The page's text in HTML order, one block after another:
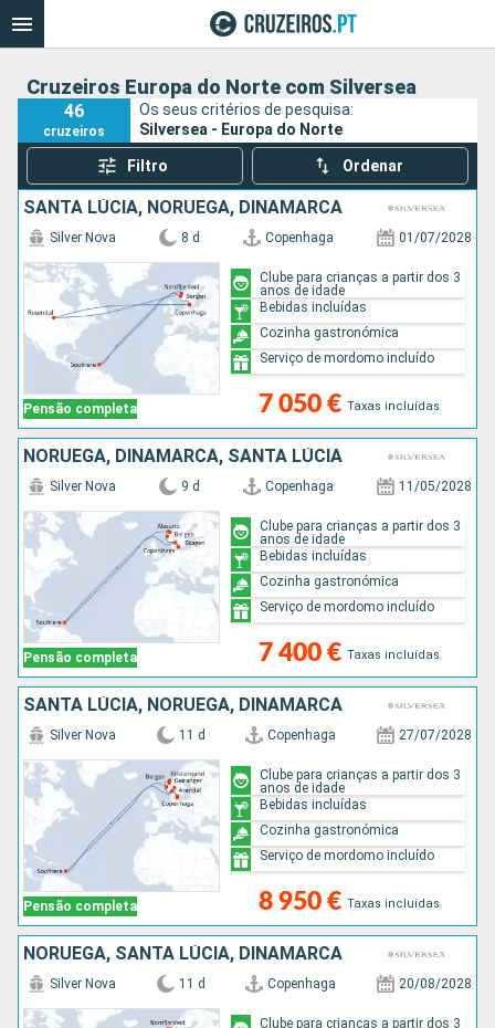
Cruzeiros Europa do Norte com Silversea
46
cruzeiros
Os seus critérios de pesquisa:
Silversea - Europa do Norte
Filtro Ordenar
SANTA LÚCIA, NORUEGA, DINAMARCA
Pensão completa
Silver Nova 8 d Copenhaga 01/07/2028
7 050 € Taxas incluídas
Clube para crianças a partir dos 3
anos de idade
Bebidas incluídas
Cozinha gastronómica
Serviço de mordomo incluído
NORUEGA, DINAMARCA, SANTA LÚCIA
Pensão completa
Silver Nova 9 d Copenhaga 11/05/2028
7 400 € Taxas incluídas
Clube para crianças a partir dos 3
anos de idade
Bebidas incluídas
Cozinha gastronómica
Serviço de mordomo incluído
SANTA LÚCIA, NORUEGA, DINAMARCA
Pensão completa
Silver Nova 11 d Copenhaga 27/07/2028
8 950 € Taxas incluídas
Clube para crianças a partir dos 3
anos de idade
Bebidas incluídas
Cozinha gastronómica
Serviço de mordomo incluído
NORUEGA, SANTA LÚCIA, DINAMARCA
Silver Nova 11 d Copenhaga 20/08/2028
Clube para crianças a partir dos 3